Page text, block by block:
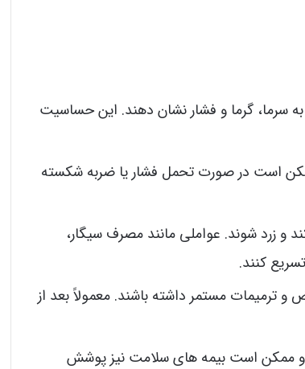
گرما و فشار نشان دهند. این حساسیت
است در صورت تحمل فشار یا ضربه شکسته
و زرد شوند. عواملی مانند مصرف سیگار،
کنند.
ترمیمات مستمر داشته باشند. معمولاً بعد از
و ممکن است بیمه های سلامت نیز پوشش